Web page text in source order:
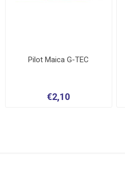
Pilot Maica G-TEC
€2,10